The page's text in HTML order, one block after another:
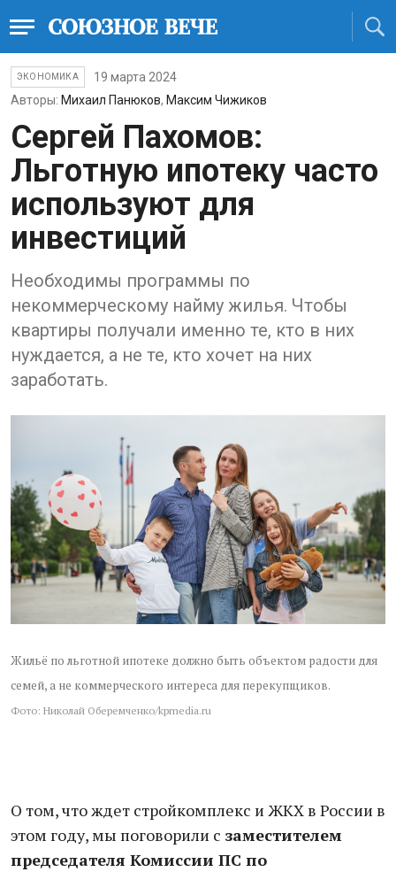
ЭКОНОМИКА
19 марта 2024
Авторы: Михаил Панюков, Максим Чижиков
Сергей Пахомов:
Льготную ипотеку часто
используют для
инвестиций
Необходимы программы по
некоммерческому найму жилья. Чтобы
квартиры получали именно те, кто в них
нуждается, а не те, кто хочет на них
заработать.
Жильё по льготной ипотеке должно быть объектом радости для
семей, а не коммерческого интереса для перекупщиков.
Фото: Николай Оберемченко/kpmedia.ru
О том, что ждет стройкомплекс и ЖКХ в России в
этом году, мы поговорили с заместителем
председателя Комиссии ПС по